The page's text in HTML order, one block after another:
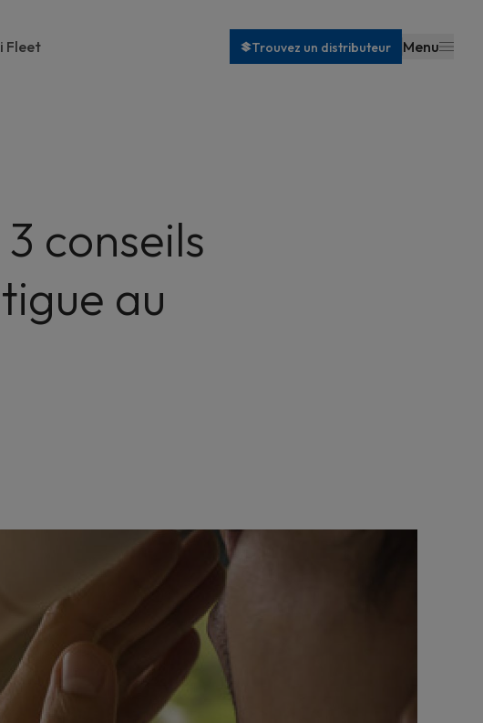
Fleet Trouvez un distributeur Menu
conseils
au